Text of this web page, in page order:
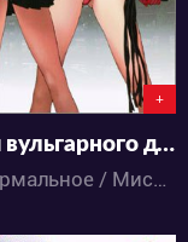
+
Мечты вульгарного духа
Паранормальное / Мистика / Драма / Сёнэн / Ужасы / Фантастика / Фэнтези / Этти / Аниме